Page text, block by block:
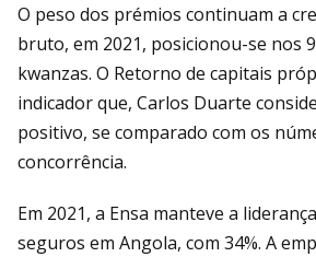
O peso dos prémios continuam a
bruto, em 2021, posicionou-se nos
kwanzas. O Retorno de capitais
indicador que, Carlos Duarte
positivo, se comparado com os
concorrência.
Em 2021, a Ensa manteve a
seguros em Angola, com 34%. A